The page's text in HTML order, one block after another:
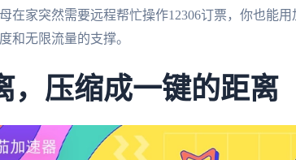
在家突然需要远程帮忙操作12306订票，你也能
和无限流量的支撑。
，压缩成一键的距离